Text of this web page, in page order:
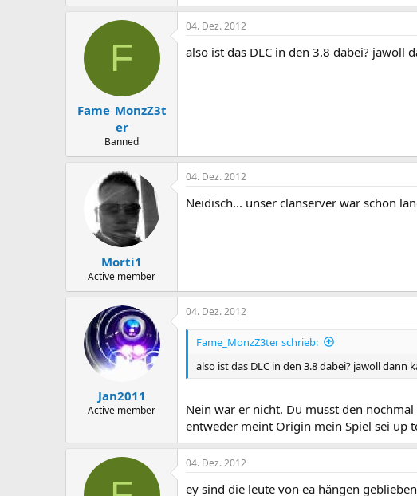
F
Fame_MonzZ3t
er
Banned
04. Dez. 2012
also ist das DLC in den 3.8 dabei? jawoll
Morti1
Active member
04. Dez. 2012
Neidisch... unser clanserver war schon
Jan2011
Active member
04. Dez. 2012
Fame_MonzZ3ter schrieb:
also ist das DLC in den 3.8 dabei? jawoll dann
Nein war er nicht. Du musst den
entweder meint Origin mein Spiel sei up
04. Dez. 2012
ey sind die leute von ea hängen